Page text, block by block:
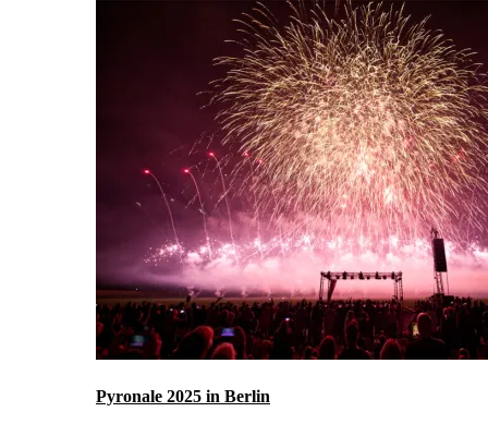
Pyronale 2025 in Berlin